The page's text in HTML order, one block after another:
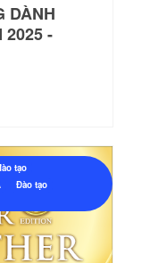
DÀNH
2025 -
tạo
Đào tạo